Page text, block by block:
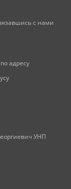
с нами
адресу
УНП